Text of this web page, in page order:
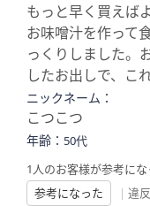
もっと早く買えば
お味噌汁を作って
っくりしました。
したお出しで、こ
ニックネーム：
こつこつ
年齢： 50代
1人のお客様が参考に
参考になった
| 違